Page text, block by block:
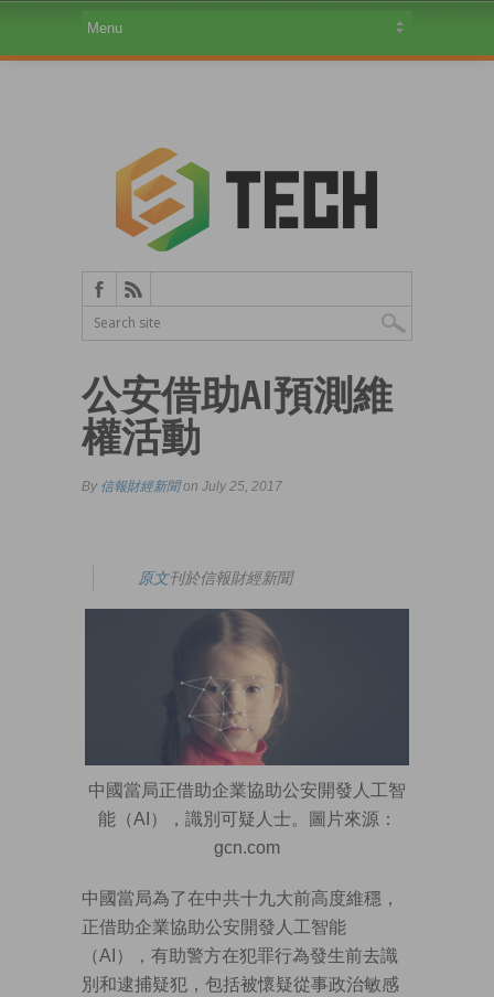
公安借助AI預測維
權活動
By 信報財經新聞on July 25, 2017
原文刊於信報財經新聞
中國當局正借助企業協助公安開發人工智
能（AI），識別可疑人士。圖片來源：
gcn.com
中國當局為了在中共十九大前高度維穩，
正借助企業協助公安開發人工智能
（AI），有助警方在犯罪行為發生前去識
別和逮捕疑犯，包括被懷疑從事政治敏感